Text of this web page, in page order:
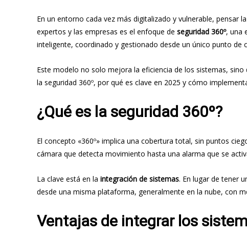
En un entorno cada vez más digitalizado y vulnerable,
expertos y las empresas es el enfoque de seguridad 360º, una
inteligente, coordinado y gestionado desde un único punto de
Este modelo no solo mejora la eficiencia de los sistemas, sino
la seguridad 360º, por qué es clave en 2025 y cómo
¿Qué es la seguridad 360º?
El concepto «360º» implica una cobertura total, sin puntos
cámara que detecta movimiento hasta una alarma que se
La clave está en la integración de sistemas. En lugar de tener
desde una misma plataforma, generalmente en la nube, con
Ventajas de integrar los